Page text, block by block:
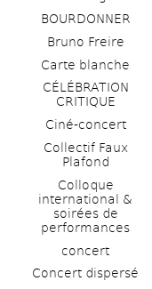
BOURDONNER
Bruno Freire
Carte blanche
CÉLÉBRATION
CRITIQUE
Ciné-concert
Collectif Faux
Plafond
Colloque
international &
soirées de
performances
concert
Concert dispersé